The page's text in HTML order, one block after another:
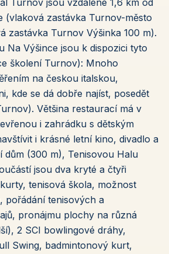
Turnov jsou vzdálené 1,6 km od
(vlaková zastávka Turnov-město
zastávka Turnov Výšinka 100 m).
Na Výšince jsou k dispozici tyto
školení Turnov): Mnoho
na českou italskou,
kde se dá dobře najíst, posedět
Většina restaurací má v
i zahrádku s dětským
i krásné letní kino, divadlo a
(300 m), Tenisovou Halu
jsou dva kryté a čtyři
tenisová škola, možnost
pořádání tenisových a
pronájmu plochy na různá
2 SCI bowlingové dráhy,
Swing, badmintonový kurt,